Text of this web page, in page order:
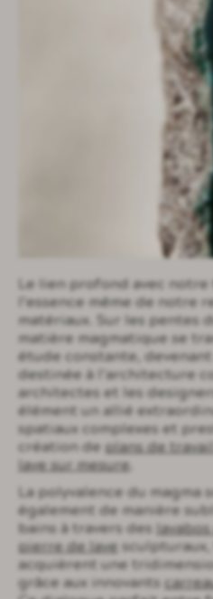
Le lien profond avec
l’essence même de notre
matériaux. Sur les pentes
matière magmatique se
étude constante,
destinée à l’architecture
architectes et les
élément un allié
spatiaux complexes et
création de plans de
lave sur mesure
La polyvalence du magma
également de manière
bains à travers des
pierre de lave
acquièrent une
grâce aux innovants